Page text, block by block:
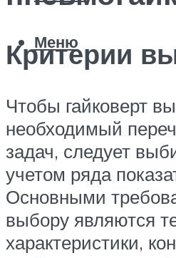
Меню
Критерии
Чтобы гайковерт
необходимый
задач, следует
учетом ряда
Основными
выбору являются
характеристики,